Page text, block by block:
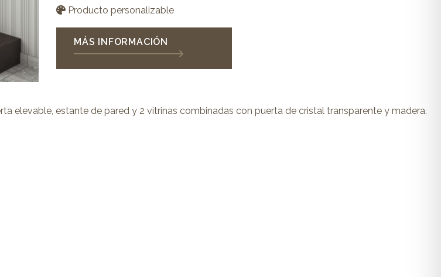
Producto personalizable
MÁS INFORMACIÓN
elevable, estante de pared y 2 vitrinas combinadas con puerta de cristal transparente y madera.